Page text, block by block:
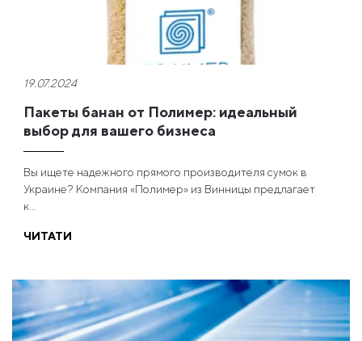
19.07.2024
Пакеты банан от Полимер: идеальный
выбор для вашего бизнеса
Вы ищете надежного прямого производителя сумок в
Украине? Компания «Полимер» из Винницы предлагает
к...
ЧИТАТИ